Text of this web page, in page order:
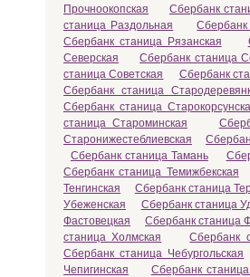
Прочноокопская
Сбербанк
станица Раздольная
Сбербанк
Сбербанк станица Рязанская
Северская
Сбербанк станица
станица Советская
Сбербанк
Сбербанк станица
Сбербанк станица
станица Староминская
Старонижестеблиевская
Сбербанк станица Тамань
Сбербанк станица Темижбекская
Тенгинская
Сбербанк станица
Убеженская
Сбербанк станица
Фастовецкая
Сбербанк станица
станица Холмская
Сбербанк
Сбербанк станица Чебургольская
Чепигинская
Сбербанк